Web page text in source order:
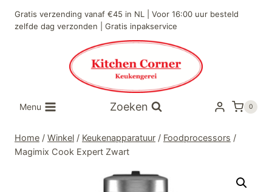
naar
Gratis verzending vanaf €45 in NL | Voor 16:00 uur besteld
zelfde dag verzonden | Gratis inpakservice
Menu Zoeken 0
Home / Winkel / Keukenapparatuur / Foodprocessors /
Magimix Cook Expert Zwart